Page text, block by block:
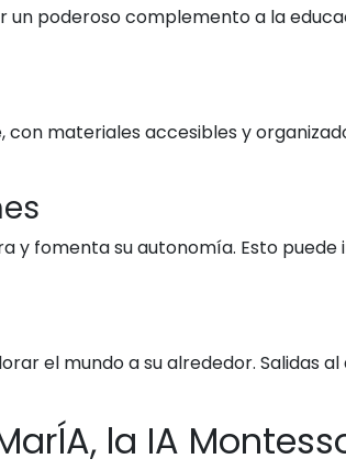
poderoso complemento a la
materiales accesibles y
y fomenta su autonomía. Esto
el mundo a su alrededor. Salidas
la IA